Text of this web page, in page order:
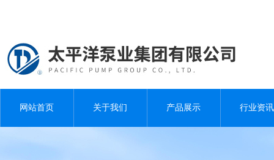
网站首页 关于我们 产品展示 行业资讯